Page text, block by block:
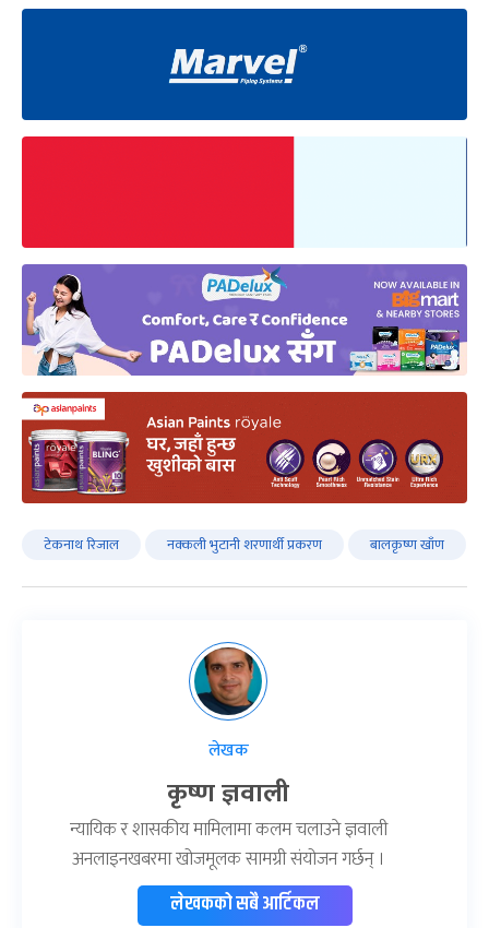
टेकनाथ रिजाल नक्कली भुटानी शरणार्थी प्रकरण बालकृष्ण खाँण
लेखक
कृष्ण ज्ञवाली
न्यायिक र शासकीय मामिलामा कलम चलाउने ज्ञवाली
अनलाइनखबरमा खोजमूलक सामग्री संयोजन गर्छन् ।
लेखकको सबै आर्टिकल